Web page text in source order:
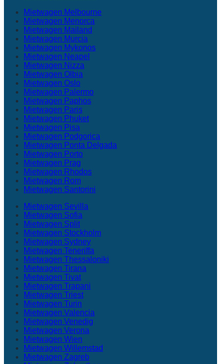
Mietwagen Melbourne
Mietwagen Menorca
Mietwagen Mailand
Mietwagen Murcia
Mietwagen Mykonos
Mietwagen Neapel
Mietwagen Nizza
Mietwagen Olbia
Mietwagen Oslo
Mietwagen Palermo
Mietwagen Paphos
Mietwagen Paris
Mietwagen Phuket
Mietwagen Pisa
Mietwagen Podgorica
Mietwagen Ponta Delgada
Mietwagen Porto
Mietwagen Prag
Mietwagen Rhodos
Mietwagen Rom
Mietwagen Santorini
Mietwagen Sevilla
Mietwagen Sofia
Mietwagen Split
Mietwagen Stockholm
Mietwagen Sydney
Mietwagen Teneriffa
Mietwagen Thessaloniki
Mietwagen Tirana
Mietwagen Tivat
Mietwagen Trapani
Mietwagen Triest
Mietwagen Turin
Mietwagen Valencia
Mietwagen Venedig
Mietwagen Verona
Mietwagen Wien
Mietwagen Willemstad
Mietwagen Zagreb